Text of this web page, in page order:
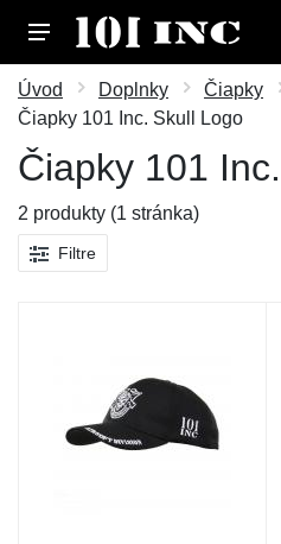
Úvod Doplnky
Čiapky
Čiapky 101 Inc. Skull Logo
Čiapky 101
2 produkty (1 stránka)
Filtre